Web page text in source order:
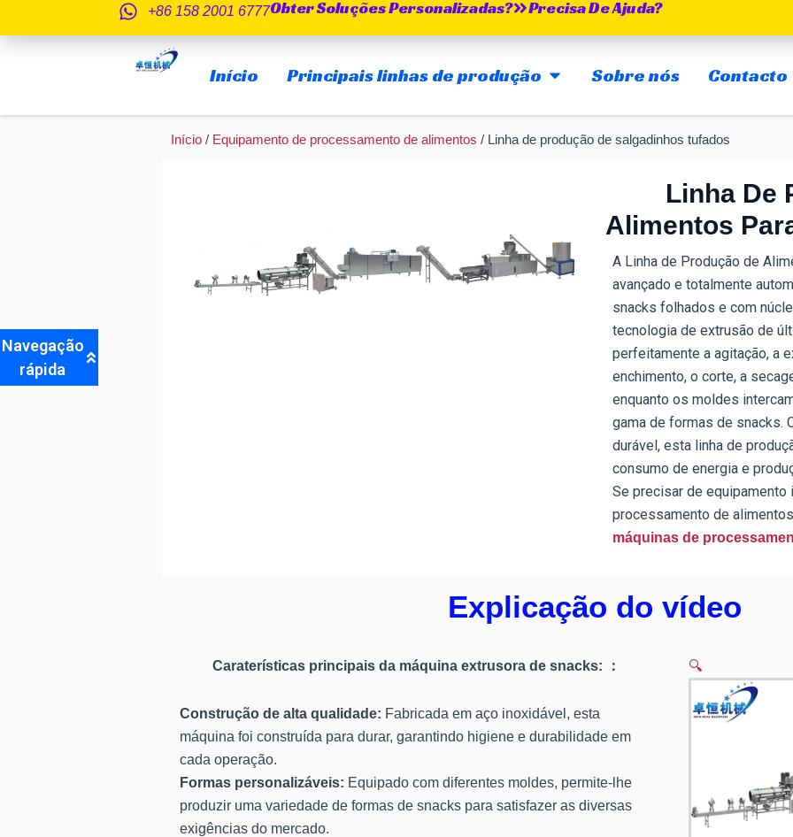
para
+86 158 2001 6777Obter Soluções Personalizadas? Precisa De Ajuda?
Início Principais linhas de produção ABRIR MAIN PRODUCTION LINES
Sobre nós Contacto
Início / Equipamento de processamento de alimentos / Linha de produção de salgadinhos tufados
Linha De
Alimentos
A Linha de Produção de
avançado e totalmente
snacks folhados e com
tecnologia de extrusão de
perfeitamente a agitação, a
enchimento, o corte, a
enquanto os moldes
gama de formas de snacks.
durável, esta linha de
consumo de energia e
Se precisar de
processamento de
máquinas de
Explicação do vídeo
Caraterísticas principais da máquina extrusora de snacks: ：
Construção de alta qualidade: Fabricada em aço inoxidável, esta
máquina foi construída para durar, garantindo higiene e durabilidade em
cada operação.
Formas personalizáveis: Equipado com diferentes moldes, permite-lhe
produzir uma variedade de formas de snacks para satisfazer as diversas
exigências do mercado.
🔍
Navegação
rápida